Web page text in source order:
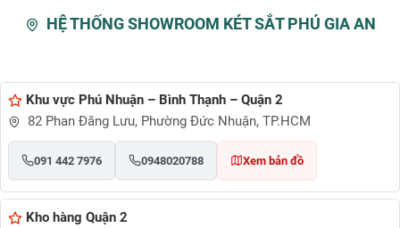
HỆ THỐNG SHOWROOM KÉT SẮT PHÚ GIA AN
Khu vực Phú Nhuận – Bình Thạnh – Quận 2
82 Phan Đăng Lưu, Phường Đức Nhuận, TP.HCM
091 442 7976 0948020788 Xem bản đồ
Kho hàng Quận 2